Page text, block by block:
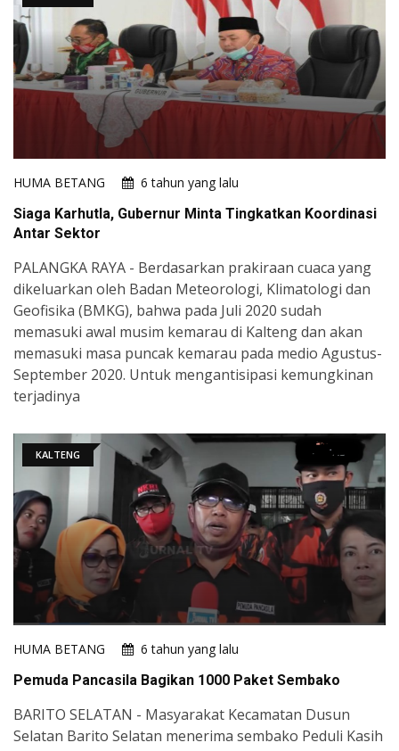
HUMA BETANG
6 tahun yang lalu
Siaga Karhutla, Gubernur Minta Tingkatkan Koordinasi
Antar Sektor
PALANGKA RAYA - Berdasarkan prakiraan cuaca yang
dikeluarkan oleh Badan Meteorologi, Klimatologi dan
Geofisika (BMKG), bahwa pada Juli 2020 sudah
memasuki awal musim kemarau di Kalteng dan akan
memasuki masa puncak kemarau pada medio Agustus-
September 2020. Untuk mengantisipasi kemungkinan
terjadinya
KALTENG
HUMA BETANG
6 tahun yang lalu
Pemuda Pancasila Bagikan 1000 Paket Sembako
BARITO SELATAN - Masyarakat Kecamatan Dusun
Selatan Barito Selatan menerima sembako Peduli Kasih